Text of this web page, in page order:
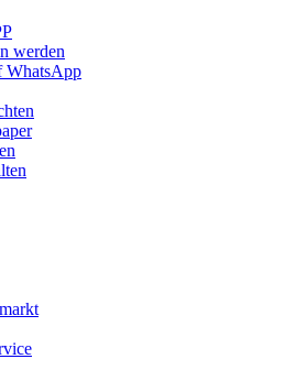
werden
WhatsApp